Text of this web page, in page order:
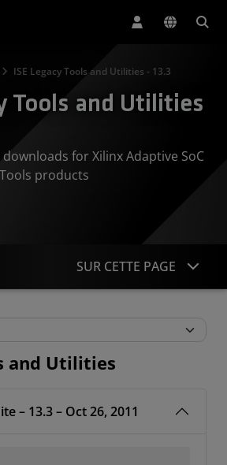
ISE Legacy Tools and Utilities - 13.3
Tools and Utilities
for Xilinx Adaptive SoC
products
SUR CETTE PAGE
Legacy Tools and Utilities
and Utilities
– 13.3 – Oct 26, 2011